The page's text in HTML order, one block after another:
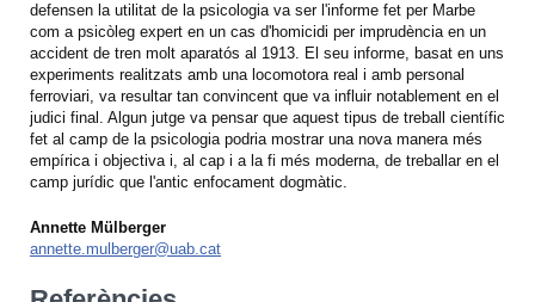
defensen la utilitat de la psicologia va ser l'informe fet per Marbe
com a psicòleg expert en un cas d'homicidi per imprudència en un
accident de tren molt aparatós al 1913. El seu informe, basat en uns
experiments realitzats amb una locomotora real i amb personal
ferroviari, va resultar tan convincent que va influir notablement en el
judici final. Algun jutge va pensar que aquest tipus de treball científic
fet al camp de la psicologia podria mostrar una nova manera més
empírica i objectiva i, al cap i a la fi més moderna, de treballar en el
camp jurídic que l'antic enfocament dogmàtic.
Annette Mülberger
annette.mulberger@uab.cat